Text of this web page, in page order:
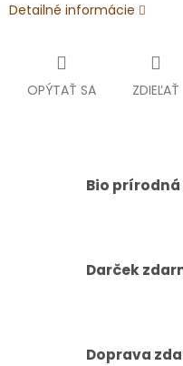
Detailné informácie
OPÝTAŤ SA ZDIEĽAŤ
Bio
Darček
Doprava